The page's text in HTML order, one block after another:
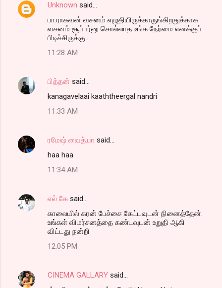
Unknown said…
பா.ராகவன் வசனம் எழுதியிருக்காருங்கிறதுக்காக
வசனம் சூப்பர்னு சொல்லாத உங்க நேர்மை எனக்குப்
பிடிச்சிருக்கு..
11:28 AM
பித்தன் said…
kanagavelaai kaaththeergal nandri
11:33 AM
ரமேஷ் வைத்யா said…
haa haa
11:34 AM
எல் கே said…
காலையில் கரன் பேச்சை கேட்டவுடன் நினைத்தேன்.
உங்கள் விமர்சனத்தை கண்டவுடன் உறுதி ஆகி
விட்டது நன்றி
12:05 PM
CINEMA GALLARY said…